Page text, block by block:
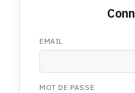
EMAIL
MOT DE PASSE